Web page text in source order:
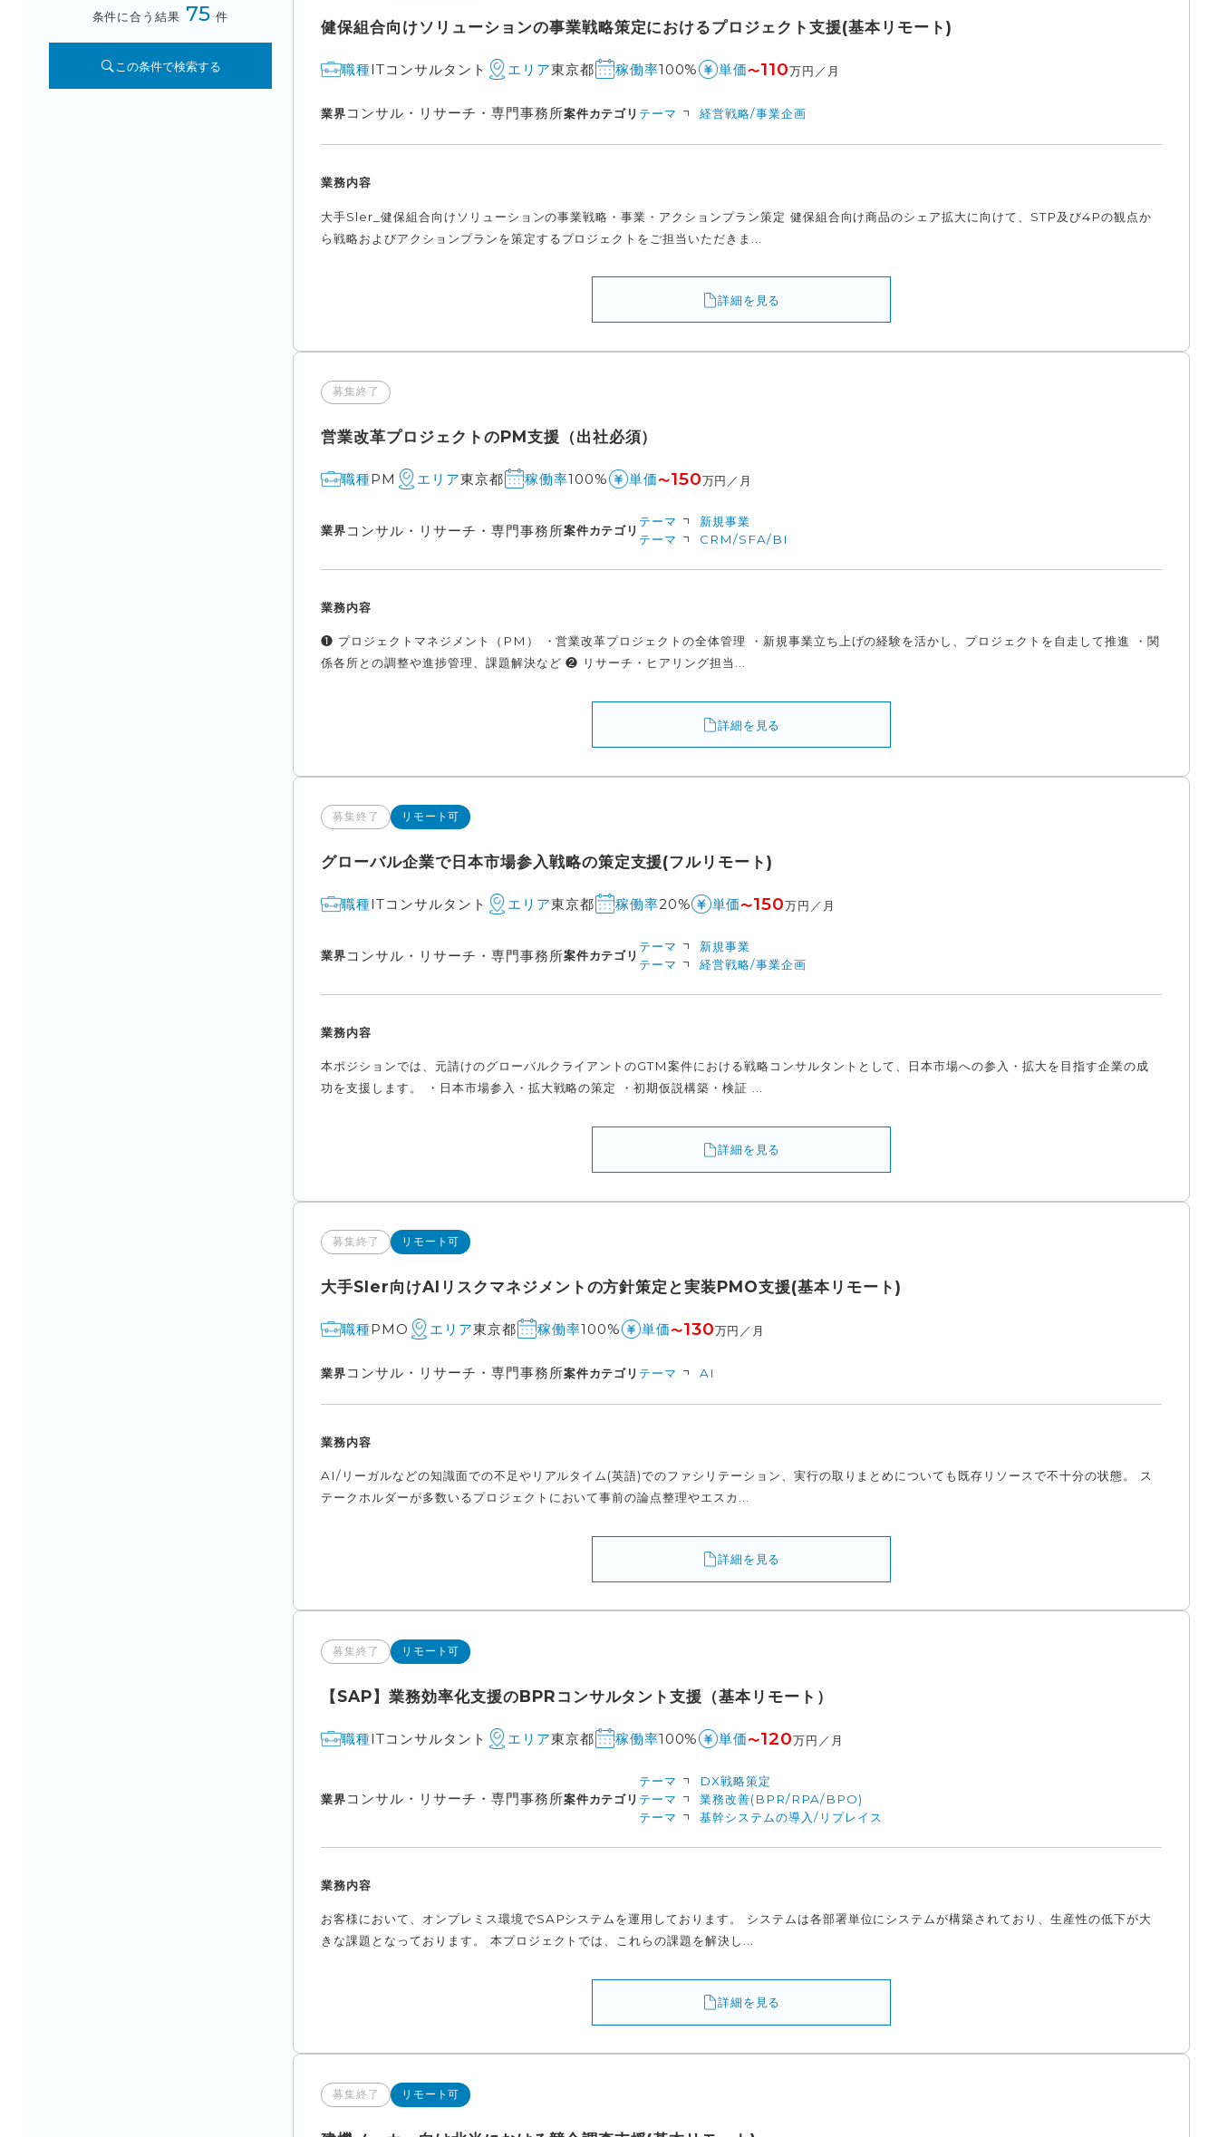
条件に合う結果 75 件
この条件で検索する
健保組合向けソリューションの事業戦略策定におけるプロジェクト支援(基本リモート)
職種ITコンサルタント エリア東京都 稼働率100% 単価〜110万円／月
業界コンサル・リサーチ・専門事務所案件カテゴリ テーマ 経営戦略/事業企画
業務内容
大手Sler_健保組合向けソリューションの事業戦略・事業・アクションプラン策定 健保組合向け商品のシェア拡大に向けて、STP及び4Pの観点か
ら戦略およびアクションプランを策定するプロジェクトをご担当いただきま...
詳細を見る
募集終了
営業改革プロジェクトのPM支援（出社必須）
職種PM エリア東京都 稼働率100% 単価〜150万円／月
業界コンサル・リサーチ・専門事務所案件カテゴリ
テーマ
新規事業
テーマ
CRM/SFA/BI
業務内容
❶ プロジェクトマネジメント（PM） ・営業改革プロジェクトの全体管理 ・新規事業立ち上げの経験を活かし、プロジェクトを自走して推進 ・関
係各所との調整や進捗管理、課題解決など ❷ リサーチ・ヒアリング担当...
詳細を見る
募集終了 リモート可
グローバル企業で日本市場参入戦略の策定支援(フルリモート)
職種ITコンサルタント エリア東京都 稼働率20% 単価〜150万円／月
業界コンサル・リサーチ・専門事務所案件カテゴリ
テーマ
新規事業
テーマ
経営戦略/事業企画
業務内容
本ポジションでは、元請けのグローバルクライアントのGTM案件における戦略コンサルタントとして、日本市場への参入・拡大を目指す企業の成
功を支援します。 ・日本市場参入・拡大戦略の策定 ・初期仮説構築・検証 ...
詳細を見る
募集終了 リモート可
大手SIer向けAIリスクマネジメントの方針策定と実装PMO支援(基本リモート)
職種PMO エリア東京都 稼働率100% 単価〜130万円／月
業界コンサル・リサーチ・専門事務所案件カテゴリ テーマ AI
業務内容
AI/リーガルなどの知識面での不足やリアルタイム(英語)でのファシリテーション、実行の取りまとめについても既存リソースで不十分の状態。 ス
テークホルダーが多数いるプロジェクトにおいて事前の論点整理やエスカ...
詳細を見る
募集終了 リモート可
【SAP】業務効率化支援のBPRコンサルタント支援（基本リモート）
職種ITコンサルタント エリア東京都 稼働率100% 単価〜120万円／月
業界コンサル・リサーチ・専門事務所案件カテゴリ
テーマ
DX戦略策定
テーマ
業務改善(BPR/RPA/BPO)
テーマ
基幹システムの導入/リプレイス
業務内容
お客様において、オンプレミス環境でSAPシステムを運用しております。 システムは各部署単位にシステムが構築されており、生産性の低下が大
きな課題となっております。 本プロジェクトでは、これらの課題を解決し...
詳細を見る
募集終了 リモート可